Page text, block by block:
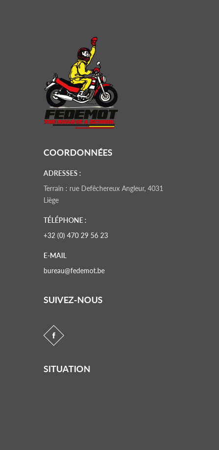
COORDONNÉES
ADRESSES :
Terrain : rue Defêchereux Angleur, 4031
Liège
TÉLÉPHONE :
+32 (0) 470 29 56 23
E-MAIL
bureau@fedemot.be
SUIVEZ-NOUS
SITUATION